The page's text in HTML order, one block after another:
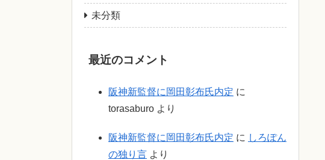
未分類
最近のコメント
阪神新監督に岡田彰布氏内定 に
torasaburo より
阪神新監督に岡田彰布氏内定 に しろぽん
の独り言 より